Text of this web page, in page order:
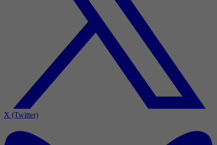
X (Twitter)